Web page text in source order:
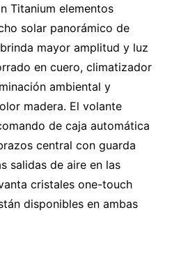
Titanium elementos
solar panorámico de
mayor amplitud y luz
en cuero, climatizador
ambiental y
madera. El volante
de caja automática
central con guarda
salidas de aire en las
cristales one-touch
disponibles en ambas